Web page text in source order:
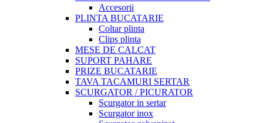
Accesorii
PLINTA BUCATARIE
Coltar plinta
Clips plinta
MESE DE CALCAT
SUPORT PAHARE
PRIZE BUCATARIE
TAVA TACAMURI SERTAR
SCURGATOR / PICURATOR
Scurgator in sertar
Scurgator inox